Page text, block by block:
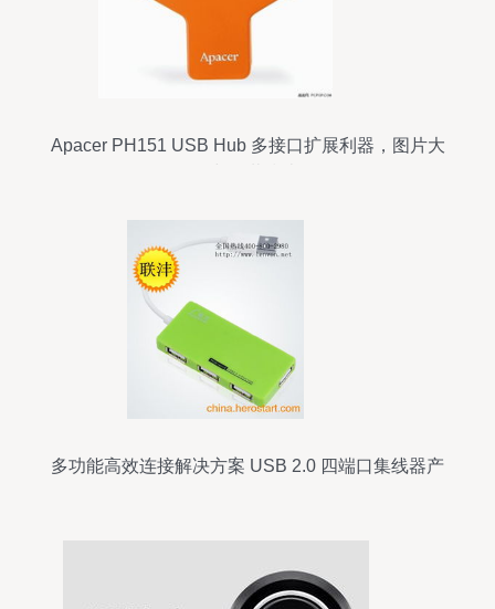
Apacer PH151 USB Hub 多接口扩展利器，图片大
多功能高效连接解决方案 USB 2.0 四端口集线器产